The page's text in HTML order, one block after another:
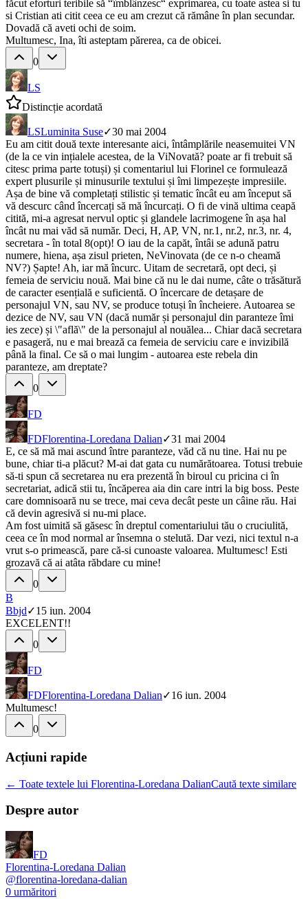
făcut eforturi teribile să “îmblânzesc“ exprimarea, cu toate astea si tu
si Cristian ati citit ceea ce eu am crezut că rămâne în plan secundar.
Dovadă că aveti ochi de soim.
Multumesc, Ina, îti asteptam părerea, ca de obicei.
0
LS
Distincție acordată
LSLuminita Suse✓30 mai 2004
Eu am citit două texte interesante aici, întâmplările neasemuitei VN
(de la ce vin ințialele acestea, de la ViNovată? poate ar fi trebuit să
citesc prima parte totuși) și comentariul lui Florinel ce formulează
expert plusurile și minusurile textului și îmi limpezește impresiile.
Așa de bine vă completați stilistic și tematic încât eu am început să
vă descurc când încercați să mă încurcați. O fi de vină ultima ceapă
citită, mi-a agresat nervul optic și glandele lacrimogene în așa hal
încât nu mai văd să număr. Deci, H, AP, VN, nr.1, nr.2, nr.3, nr. 4,
secretara - în total 8(opt)! O iau de la capăt, întâi se adună patru
numere, hiena, așa zisul prieten, NeVinovata (de ce n-o cheamă
NV?) Șapte! Ah, iar mă încurc. Uitam de secretară, opt deci, și
femeia de serviciu nouă. Mai bine că nu le dai nume, câte o trăsătură
de caracter esențială e suficientă. O încercare de detașare de
personajul VN, sau NV, se produce totuși în încheiere. Autoarea se
dezice de NV, sau VN (dacă număr și personajul din paranteze îmi
ies zece) și \"află\" de la personajul al nouălea... Chiar dacă secretara
e pasageră, nu e mai brează ca femeia de serviciu care e invizibilă
până la final. Ce să o mai lungim - autoarea este rebela din
paranteze, am dreptate?
0
FD
FDFlorentina-Loredana Dalian✓31 mai 2004
E, ce să mă mai ascund între paranteze, văd că nu tine. Hai nu pe
bune, chiar ti-a plăcut? M-ai dat gata cu numărătoarea. Totusi trebuie
să-ti spun că secretarea nu era prezentă în biroul cu pricina ci în
secretariat, adică stii tu, încăperea aia din care intri la big boss. Peste
care domnisoară nu se trece, mai ceva decât peste un câine rău. Hai
că devin agresivă si nu-mi place.
Am fost uimită să găsesc în dreptul comentariului tău o cruciulită,
ceea ce în mod normal ar însemna o stelută. Dar vezi, nici textul n-a
vrut s-o primească, pare că-si cunoaste valoarea. Multumesc! Esti
grozavă că ai atâta răbdare cu mine!
0
B
Bbjd✓15 iun. 2004
EXCELENT!!
0
FD
FDFlorentina-Loredana Dalian✓16 iun. 2004
Multumesc!
0
Acțiuni rapide
← Toate textele lui Florentina-Loredana DalianCaută texte similare
Despre autor
FD
Florentina-Loredana Dalian
@florentina-loredana-dalian
0 urmăritori